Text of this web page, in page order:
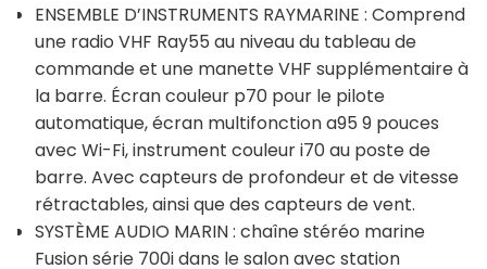
ENSEMBLE D’INSTRUMENTS RAYMARINE : Comprend
une radio VHF Ray55 au niveau du tableau de
commande et une manette VHF supplémentaire à
la barre. Écran couleur p70 pour le pilote
automatique, écran multifonction a95 9 pouces
avec Wi-Fi, instrument couleur i70 au poste de
barre. Avec capteurs de profondeur et de vitesse
rétractables, ainsi que des capteurs de vent.
SYSTÈME AUDIO MARIN : chaîne stéréo marine
Fusion série 700i dans le salon avec station